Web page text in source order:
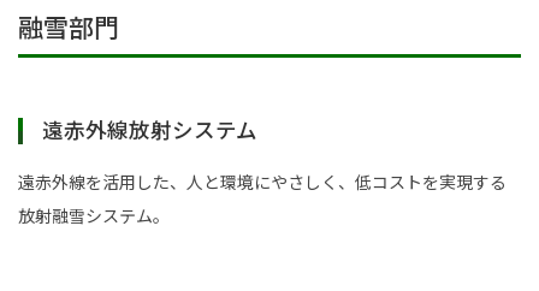
融雪部門
遠赤外線放射システム
遠赤外線を活用した、人と環境にやさしく、低コストを実現する
放射融雪システム。
事業内容